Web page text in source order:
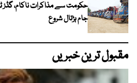
حکومت سے مذاکرات ناکام، گڈز
جام ہڑتال شروع
مقبول ترین خبریں